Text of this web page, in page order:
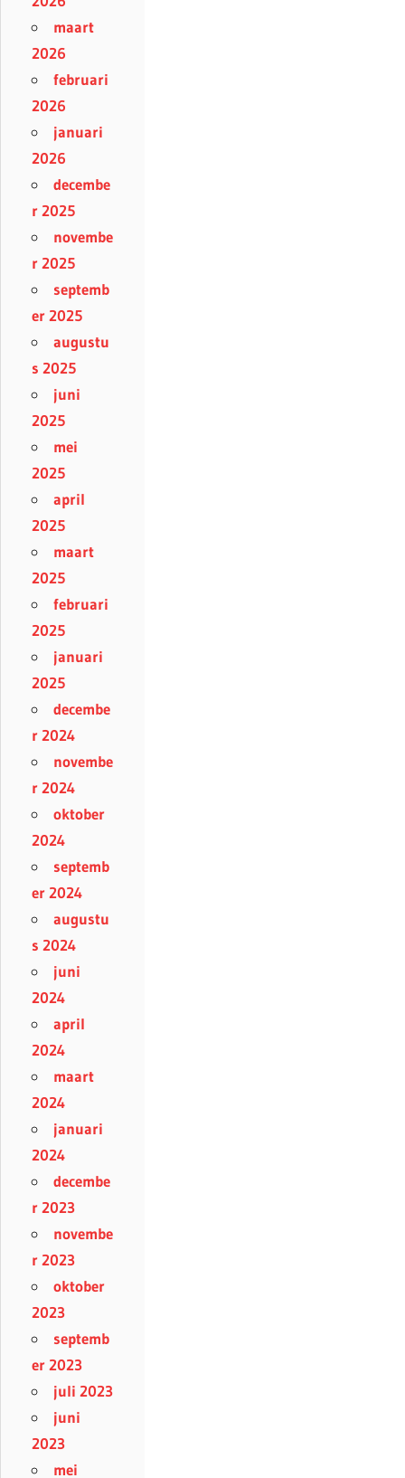
maart
2026
februari
2026
januari
2026
decembe
r 2025
novembe
r 2025
septemb
er 2025
augustu
s 2025
juni
2025
mei
2025
april
2025
maart
2025
februari
2025
januari
2025
decembe
r 2024
novembe
r 2024
oktober
2024
septemb
er 2024
augustu
s 2024
juni
2024
april
2024
maart
2024
januari
2024
decembe
r 2023
novembe
r 2023
oktober
2023
septemb
er 2023
juli 2023
juni
2023
mei